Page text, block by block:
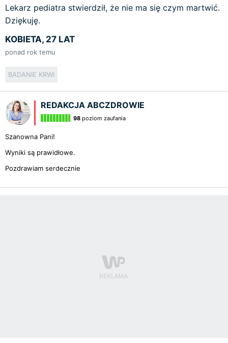
Lekarz pediatra stwierdził, że nie ma się czym martwić.
Dziękuję.
KOBIETA, 27 LAT
ponad rok temu
BADANIE KRWI
REDAKCJA ABCZDROWIE
98 poziom zaufania
Szanowna Pani!
Wyniki są prawidłowe.
Pozdrawiam serdecznie